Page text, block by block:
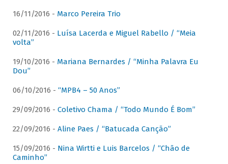
16/11/2016 - Marco Pereira Trio
02/11/2016 - Luísa Lacerda e Miguel Rabello / “Meia
volta”
19/10/2016 - Mariana Bernardes / “Minha Palavra Eu
Dou”
06/10/2016 - “MPB4 – 50 Anos”
29/09/2016 - Coletivo Chama / “Todo Mundo É Bom”
22/09/2016 - Aline Paes / “Batucada Canção”
15/09/2016 - Nina Wirtti e Luis Barcelos / “Chão de
Caminho”